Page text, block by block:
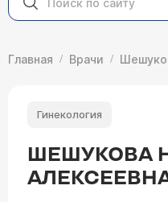
Главная Врачи
Гинекология
ШЕШУКОВА